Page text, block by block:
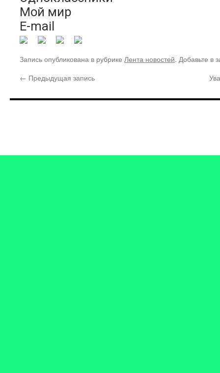
Мой мир
E-mail
Запись опубликована в рубрике Лента новостей. Добавьте в
← Предыдущая запись